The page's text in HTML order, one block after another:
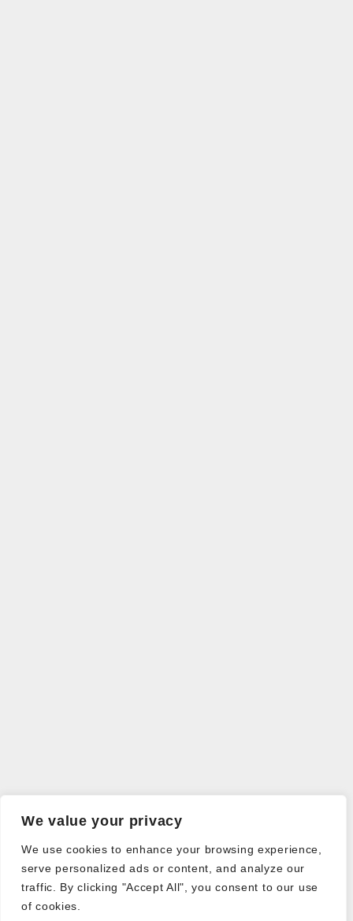
We value your privacy
We use cookies to enhance your browsing experience,
serve personalized ads or content, and analyze our
traffic. By clicking "Accept All", you consent to our use
of cookies.